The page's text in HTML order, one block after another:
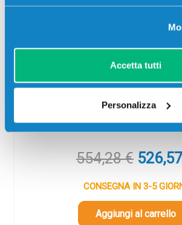
Accetta tutti
Personalizza
Tamburo originale Minolta
IU211M MAGENTA
Codice:A0DE0CF
Tamburo originale Minolta A0DE0CF
554,28€ Il
era:
554,28
526,57
CONSEGNA IN 3-5
Aggiungi al carrello